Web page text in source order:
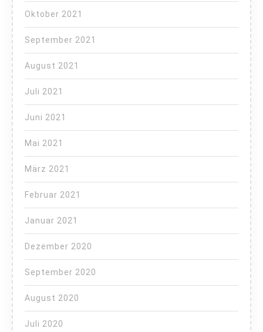
Oktober 2021
September 2021
August 2021
Juli 2021
Juni 2021
Mai 2021
März 2021
Februar 2021
Januar 2021
Dezember 2020
September 2020
August 2020
Juli 2020